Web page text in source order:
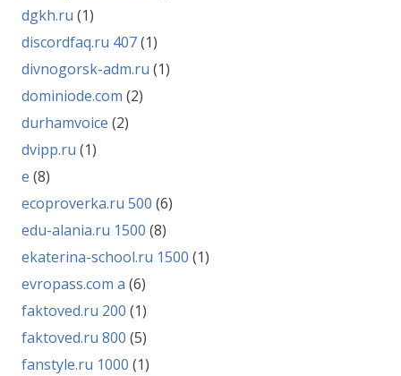
dgkh.ru (1)
discordfaq.ru 407(1)
divnogorsk-adm.ru (1)
dominiode.com (2)
durhamvoice (2)
dvipp.ru (1)
e (8)
ecoproverka.ru 500 (6)
edu-alania.ru 1500 (8)
ekaterina-school.ru 1500 (1)
evropass.com a (6)
faktoved.ru 200 (1)
faktoved.ru 800 (5)
fanstyle.ru 1000 (1)